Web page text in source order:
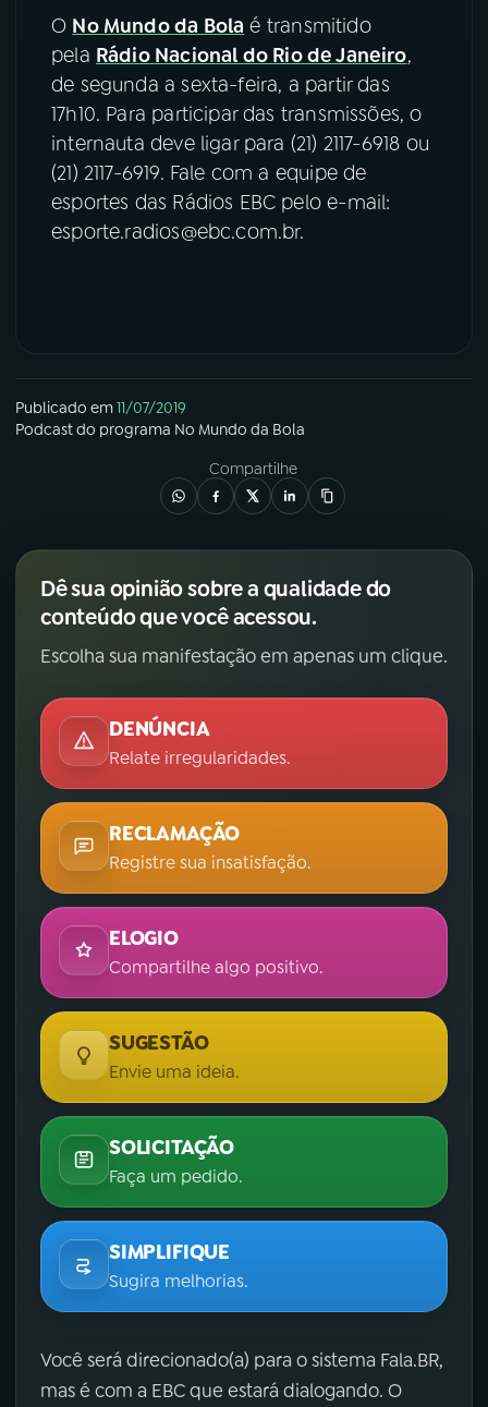
O No Mundo da Bola é transmitido
pela Rádio Nacional do Rio de Janeiro,
de segunda a sexta-feira, a partir das
17h10. Para participar das transmissões, o
internauta deve ligar para (21) 2117-6918 ou
(21) 2117-6919. Fale com a equipe de
esportes das Rádios EBC pelo e-mail:
esporte.radios@ebc.com.br.
Publicado em11/07/2019
Podcastdo programa No Mundo da Bola
Compartilhe
Dê sua opinião sobre a qualidade do
conteúdo que você acessou.
Escolha sua manifestação em apenas um clique.
DENÚNCIA
Relate irregularidades.
RECLAMAÇÃO
Registre sua insatisfação.
ELOGIO
Compartilhe algo positivo.
SUGESTÃO
Envie uma ideia.
SOLICITAÇÃO
Faça um pedido.
SIMPLIFIQUE
Sugira melhorias.
Você será direcionado(a) para o sistema Fala.BR,
mas é com a EBC que estará dialogando. O